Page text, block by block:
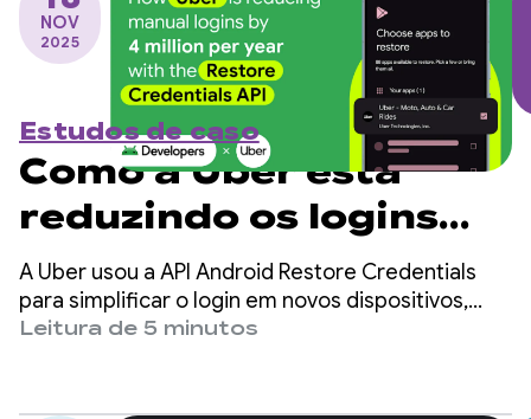
NOV
2025
Estudos de caso
Como a Uber está
reduzindo os logins
manuais em 4 milhões
por ano com a API
A Uber usou a API Android Restore Credentials
para simplificar o login em novos dispositivos,
projetando uma redução de 4 milhões de logins
Leitura de 5 minutos